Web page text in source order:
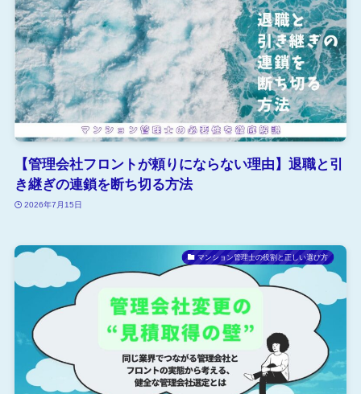
【管理会社フロントが頼りにならない理由】退職と引
き継ぎの連鎖を断ち切る方法
2026年7月15日
マンション管理士の役割と正しい選び方